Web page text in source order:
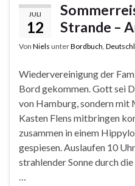
JULI
12
Strande –
Von Niels unterBordbuch
Wiedervereinigung der
Bord gekommen. Gott sei
von Hamburg, sondern mit
Kasten Flens mitbringen
zusammen in einem
gespiesen. Auslaufen 10
strahlender Sonne durch
…